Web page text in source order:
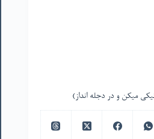
میکن و در دجله انداز)